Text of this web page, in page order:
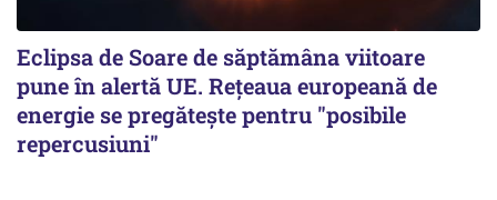
Eclipsa de Soare de săptămâna viitoare
pune în alertă UE. Rețeaua europeană de
energie se pregătește pentru "posibile
repercusiuni"